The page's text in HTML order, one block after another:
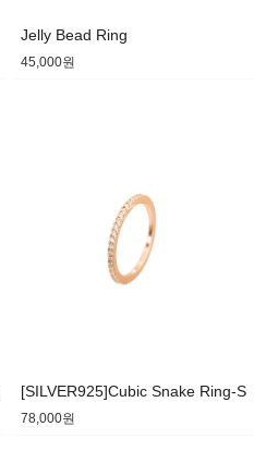
Jelly Bead Ring
45,000원
[SILVER925]Cubic Snake Ring-S
78,000원